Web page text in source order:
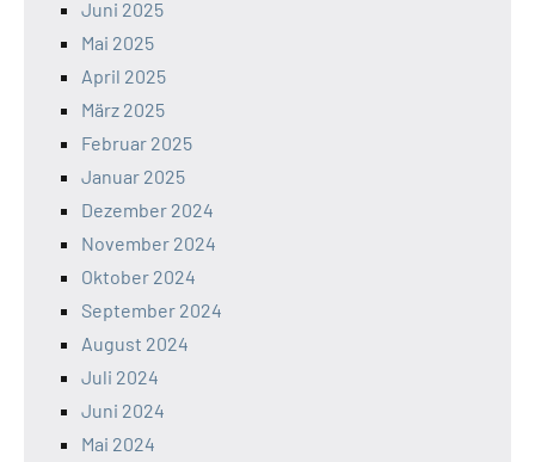
Juni 2025
Mai 2025
April 2025
März 2025
Februar 2025
Januar 2025
Dezember 2024
November 2024
Oktober 2024
September 2024
August 2024
Juli 2024
Juni 2024
Mai 2024